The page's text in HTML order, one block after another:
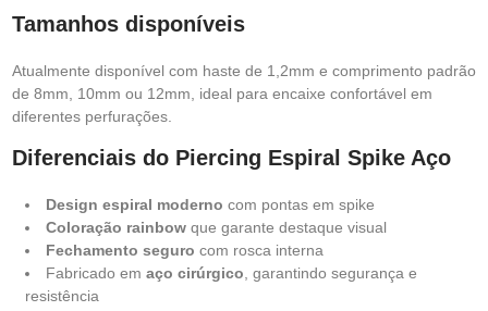
Tamanhos disponíveis
Atualmente disponível com haste de 1,2mm e comprimento padrão
de 8mm, 10mm ou 12mm, ideal para encaixe confortável em
diferentes perfurações.
Diferenciais do Piercing Espiral Spike Aço
Design espiral moderno com pontas em spike
Coloração rainbow que garante destaque visual
Fechamento seguro com rosca interna
Fabricado em aço cirúrgico , garantindo segurança e
resistência